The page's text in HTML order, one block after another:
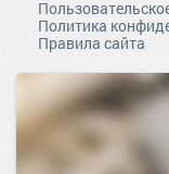
Политика
Правила сайта